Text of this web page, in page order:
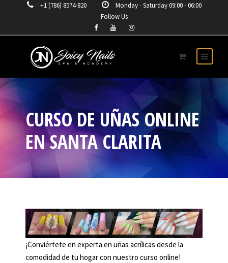
+1 (786) 8574-820
Monday - Saturday 09:00 - 06:00
Follow Us
CURSO DE UÑAS ONLINE
EN SANTA CLARITA
¡Conviértete en experta en uñas acrílicas desde la
comodidad de tu hogar con nuestro curso online!